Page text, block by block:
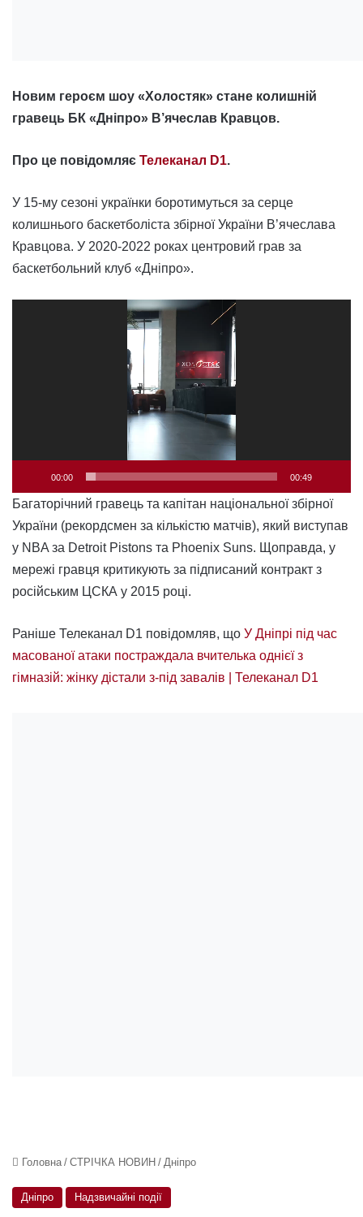
Новим героєм шоу «Холостяк» стане колишній
гравець БК «Дніпро» В’ячеслав Кравцов.
Про це повідомляє Телеканал D1.
У 15-му сезоні українки боротимуться за серце
колишнього баскетболіста збірної України В’ячеслава
Кравцова. У 2020-2022 роках центровий грав за
баскетбольний клуб «Дніпро».
00:00 00:49
Багаторічний гравець та капітан національної збірної
України (рекордсмен за кількістю матчів), який виступав
у NBA за Detroit Pistons та Phoenix Suns. Щоправда, у
мережі гравця критикують за підписаний контракт з
російським ЦСКА у 2015 році.
Раніше Телеканал D1 повідомляв, що У Дніпрі під час
масованої атаки постраждала вчителька однієї з
гімназій: жінку дістали з-під завалів | Телеканал D1